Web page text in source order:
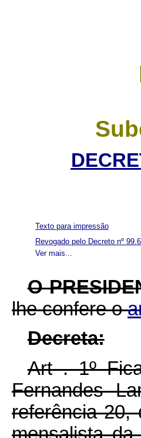
Ver mais...
Texto para impressão
Revogado pelo Decreto nº
O
lhe confere o
Decreta:
Art . 1º
Fernandes
referência 20,
mensalista